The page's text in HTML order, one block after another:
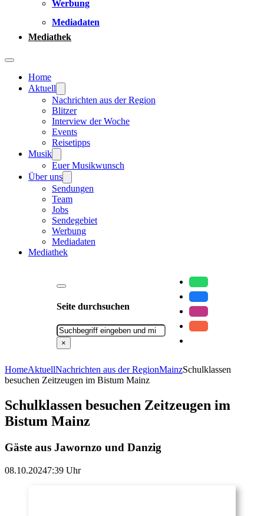
Werbung
Mediadaten
Mediathek
Home
Aktuell
Nachrichten aus der Region
Blitzer
Interview der Woche
Events
Reisetipps
Musik
Euer Musikwunsch
Über uns
Sendungen
Team
Jobs
Sendegebiet
Werbung
Mediadaten
Mediathek
Seite durchsuchen
Suchen
×
HomeAktuellNachrichten aus der RegionMainzSchulklassen
besuchen Zeitzeugen im Bistum Mainz
Schulklassen besuchen Zeitzeugen im
Bistum Mainz
Gäste aus Jawornzo und Danzig
08.10.20247:39 Uhr